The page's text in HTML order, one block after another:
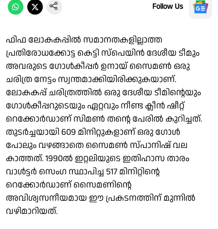
Follow Us
ഫിഫ ലോകകപ്പിൽ സമാനതകളില്ലാത്ത
പ്രതിരോധക്കോട്ട കെട്ടി സ്പെയിൻ ദേശീയ ടീമും
അവരുടെ ഗോൾകീപ്പർ ഉനായ് സൈമൺ ഒരു
ചരിത്ര നേട്ടം സ്വന്തമാക്കിയിരിക്കുകയാണ്.
ലോകകപ്പ് ചരിത്രത്തിൽ ഒരു ദേശീയ ടീമിന്റെയും
ഗോൾകീപ്പറുടെയും ഏറ്റവും നീണ്ട ക്ലീൻ ഷീറ്റ്
റെക്കോർഡാണ് സിമൺ തന്റെ പേരിൽ കുറിച്ചത്.
തുടർച്ചയായി 609 മിനിറ്റുകളാണ് ഒരു ഗോൾ
പോലും വഴങ്ങാതെ സൈമൺ സ്പാനിഷ് വല
കാത്തത്. 1990ൽ ഇറ്റലിയുടെ ഇതിഹാസ താരം
വാൾട്ടർ സെംഗ സ്ഥാപിച്ച 517 മിനിറ്റിന്റെ
റെക്കോർഡാണ് സൈമണിന്റെ
അവിശ്വസനീയമായ ഈ പ്രകടനത്തിന് മുന്നിൽ
വഴിമാറിയത്.